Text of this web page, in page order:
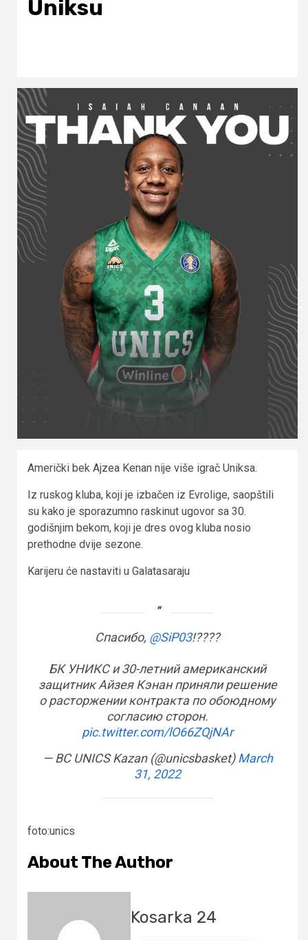
Uniksu
Američki bek Ajzea Kenan nije više igrač Uniksa.
Iz ruskog kluba, koji je izbačen iz Evrolige, saopštili
su kako je sporazumno raskinut ugovor sa 30.
godišnjim bekom, koji je dres ovog kluba nosio
prethodne dvije sezone.
Karijeru će nastaviti u Galatasaraju
Спасибо, @SiP03!????
БК УНИКС и 30-летний американский
защитник Айзея Кэнан приняли решение
о расторжении контракта по обоюдному
согласию сторон.
pic.twitter.com/lO66ZQjNAr
— BC UNICS Kazan (@unicsbasket)March
31, 2022
foto:unics
About The Author
Kosarka 24